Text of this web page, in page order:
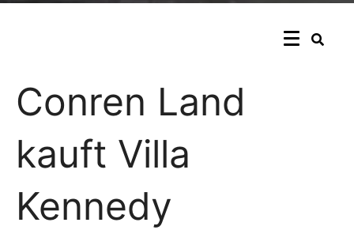
Conren Land
kauft Villa
Kennedy